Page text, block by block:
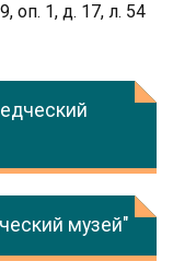
оп. 1, д. 17, л. 54
музей"